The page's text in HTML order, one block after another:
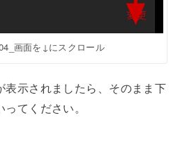
画面を↓にスクロール
表示されましたら、そのまま下
てください。